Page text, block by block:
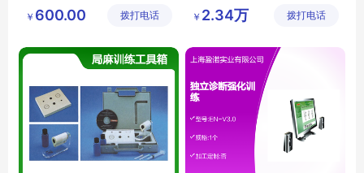
公司
￥ 600.00 拨打电话
公司
￥ 2.34万 拨打电话